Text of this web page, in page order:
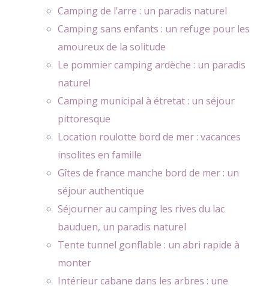
Camping de l’arre : un paradis naturel
Camping sans enfants : un refuge pour les
amoureux de la solitude
Le pommier camping ardèche : un paradis
naturel
Camping municipal à étretat : un séjour
pittoresque
Location roulotte bord de mer : vacances
insolites en famille
Gîtes de france manche bord de mer : un
séjour authentique
Séjourner au camping les rives du lac
bauduen, un paradis naturel
Tente tunnel gonflable : un abri rapide à
monter
Intérieur cabane dans les arbres : une